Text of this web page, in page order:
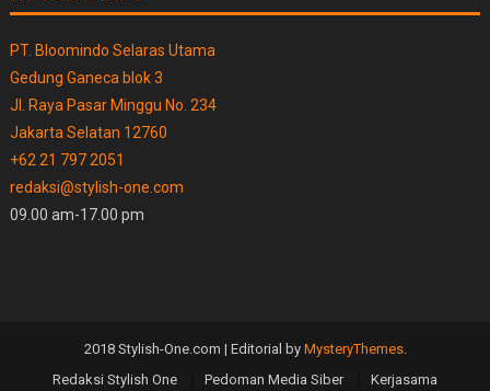
PT. Bloomindo Selaras Utama
Gedung Ganeca blok 3
Jl. Raya Pasar Minggu No. 234
Jakarta Selatan 12760
+62 21 797 2051
redaksi@stylish-one.com
09.00 am-17.00 pm
2018 Stylish-One.com | Editorial by MysteryThemes.
Redaksi Stylish One
Pedoman Media Siber Kerjasama